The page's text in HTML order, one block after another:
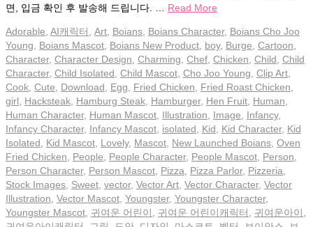
면, 입금 확인 후 발송해 드립니다. … Read More
Adorable AI캐릭터 Art Boians Boians Character, Boians Cho Joo
Young
Boians Mascot Boians New Product boy, Burge Cartoon
Character, Character Design Charming Chef Chicken Child Child
Character, Child Isolated Child Mascot Cho Joo Young Clip Art
Cook Cute Download Egg Fried Chicken Fried Roast Chicken
girl
Hacksteak Hamburg Steak Hamburger, Hen Fruit Human
Human Character, Human Mascot Illustration Image Infancy,
Infancy Character, Infancy Mascot isolated Kid Kid Character, Kid
Isolated
Kid Mascot Lovely, Mascot New Launched Boians Oven
Fried Chicken
People People Character, People Mascot Person
Person Character, Person Mascot Pizza Pizza Parlor, Pizzeria
Stock Images Sweet vector, Vector Art Vector Character, Vector
Illustration Vector Mascot Youngster, Youngster Character,
Youngster Mascot 귀여운 어린이 귀여운 어린이캐릭터 귀여운아이